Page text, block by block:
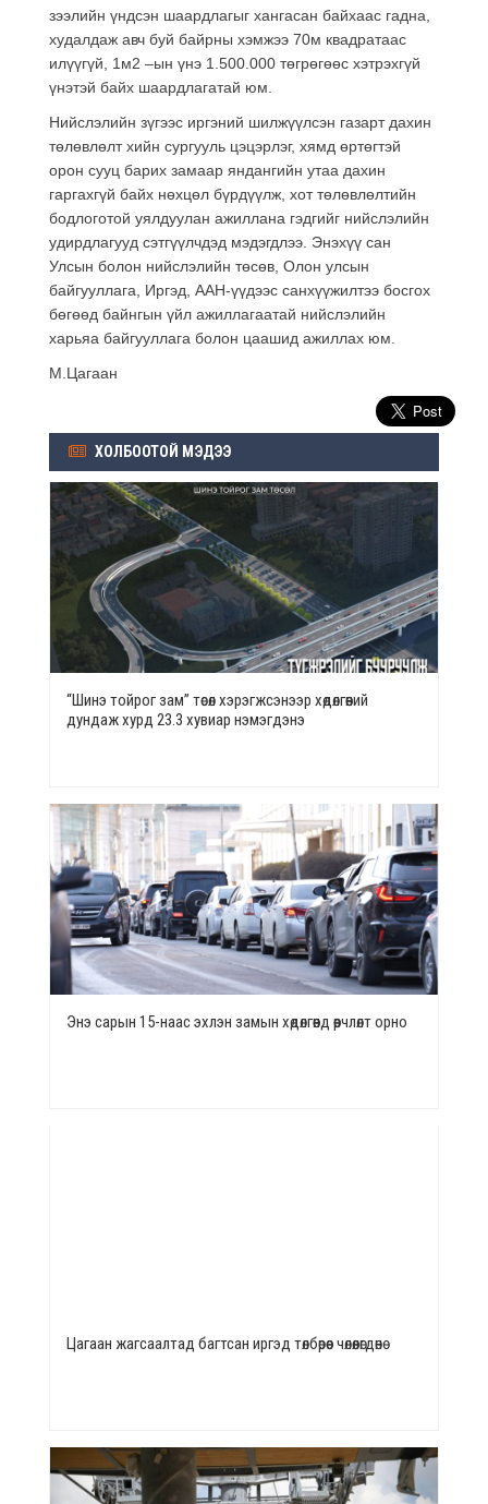
зээлийн үндсэн шаардлагыг хангасан байхаас гадна,
худалдаж авч буй байрны хэмжээ 70м квадратаас
илүүгүй, 1м2 –ын үнэ 1.500.000 төгрөгөөс хэтрэхгүй
үнэтэй байх шаардлагатай юм.
Нийслэлийн зүгээс иргэний шилжүүлсэн газарт дахин
төлөвлөлт хийн сургууль цэцэрлэг, хямд өртөгтэй
орон сууц барих замаар яндангийн утаа дахин
гаргахгүй байх нөхцөл бүрдүүлж, хот төлөвлөлтийн
бодлоготой уялдуулан ажиллана гэдгийг нийслэлийн
удирдлагууд сэтгүүлчдэд мэдэгдлээ. Энэхүү сан
Улсын болон нийслэлийн төсөв, Олон улсын
байгууллага, Иргэд, ААН-үүдээс санхүүжилтээ босгох
бөгөөд байнгын үйл ажиллагаатай нийслэлийн
харьяа байгууллага болон цаашид ажиллах юм.
М.Цагаан
ХОЛБООТОЙ МЭДЭЭ
“Шинэ тойрог зам” төсөл хэрэгжсэнээр хөдөлгөөний
дундаж хурд 23.3 хувиар нэмэгдэнэ
Энэ сарын 15-наас эхлэн замын хөдөлгөөнд өөрчлөлт орно
Цагаан жагсаалтад багтсан иргэд төлбөрөөс чөлөөлөгдөнө